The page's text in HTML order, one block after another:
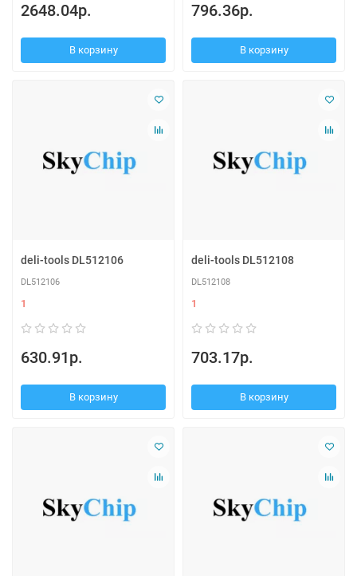
2648.04р.
В корзину
796.36р.
В корзину
deli-tools DL512106
DL512106
1
630.91р.
В корзину
deli-tools DL512108
DL512108
1
703.17р.
В корзину